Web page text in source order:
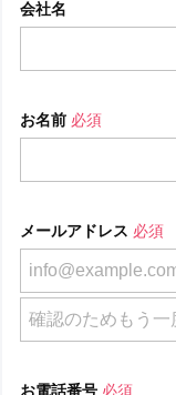
会社名
お名前 必須
メールアドレス 必須
お電話番号 必須